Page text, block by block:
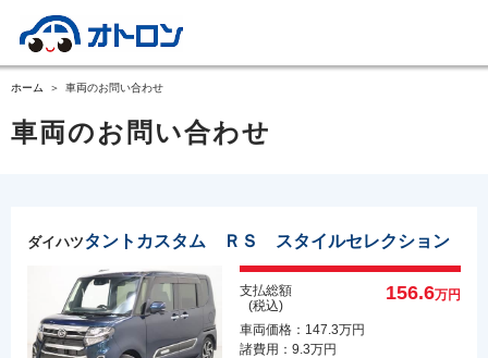
ホーム 車両のお問い合わせ
車両のお問い合わせ
ダイハツタントカスタム ＲＳ スタイルセレクション
支払総額
(税込)
156.6万円
車両価格：147.3万円
諸費用：9.3万円